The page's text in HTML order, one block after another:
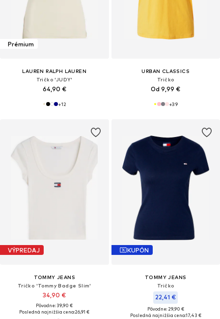
Prémium
LAUREN RALPH LAUREN
Tričko 'JUDY'
64,90 €
+12
URBAN CLASSICS
Tričko
Od 9,99 €
+39
VÝPREDAJ
TOMMY JEANS
Tričko 'Tommy Badge Slim'
34,90 €
Pôvodne: 39,90 €
Posledná najnižšia cena:26,91 €
KUPÓN
TOMMY JEANS
Tričko
22,41 €
Pôvodne: 29,90 €
Posledná najnižšia cena:17,43 €